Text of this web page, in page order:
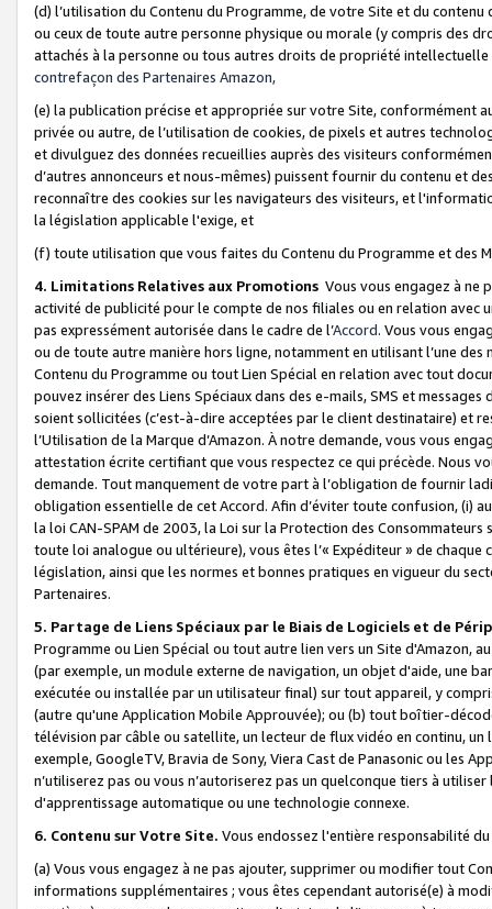
(d) l’utilisation du Contenu du Programme, de votre Site et du
ou ceux de toute autre personne physique ou morale (y compris des
attachés à la personne ou tous autres droits de propriété
contrefaçon des Partenaires Amazon,
(e) la publication précise et appropriée sur votre Site, conformément
privée ou autre, de l’utilisation de cookies, de pixels et autres
et divulguez des données recueillies auprès des visiteurs
d’autres annonceurs et nous-mêmes) puissent fournir du contenu et
reconnaître des cookies sur les navigateurs des visiteurs, et
la législation applicable l'exige, et
(f) toute utilisation que vous faites du Contenu du Programme et des
4. Limitations Relatives aux Promotions Vous vous engagez à ne
activité de publicité pour le compte de nos filiales ou en relation avec
pas expressément autorisée dans le cadre de l’Accord. Vous vous
ou de toute autre manière hors ligne, notamment en utilisant l’une
Contenu du Programme ou tout Lien Spécial en relation avec tout
pouvez insérer des Liens Spéciaux dans des e-mails, SMS et
soient sollicitées (c’est-à-dire acceptées par le client destinataire) et
l’Utilisation de la Marque d’Amazon. À notre demande, vous vous
attestation écrite certifiant que vous respectez ce qui précède. Nous
demande. Tout manquement de votre part à l’obligation de fournir
obligation essentielle de cet Accord. Afin d’éviter toute confusion, (i)
la loi CAN-SPAM de 2003, la Loi sur la Protection des
toute loi analogue ou ultérieure), vous êtes l’« Expéditeur » de
législation, ainsi que les normes et bonnes pratiques en vigueur du
Partenaires.
5. Partage de Liens Spéciaux par le Biais de Logiciels et de
Programme ou Lien Spécial ou tout autre lien vers un Site d'Amazon,
(par exemple, un module externe de navigation, un objet d'aide, une
exécutée ou installée par un utilisateur final) sur tout appareil, y
(autre qu'une Application Mobile Approuvée); ou (b) tout boîtier-
télévision par câble ou satellite, un lecteur de flux vidéo en continu,
exemple, GoogleTV, Bravia de Sony, Viera Cast de Panasonic ou les
n’utiliserez pas ou vous n’autoriserez pas un quelconque tiers à
d'apprentissage automatique ou une technologie connexe.
6. Contenu sur Votre Site. Vous endossez l'entière responsabilité
(a) Vous vous engagez à ne pas ajouter, supprimer ou modifier tout
informations supplémentaires ; vous êtes cependant autorisé(e) à